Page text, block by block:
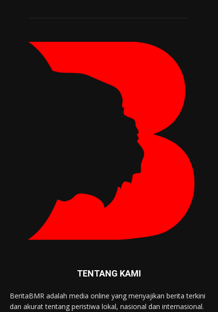
TENTANG KAMI
BeritaBMR adalah media online yang menyajikan berita terkini
dan akurat tentang peristiwa lokal, nasional dan internasional.